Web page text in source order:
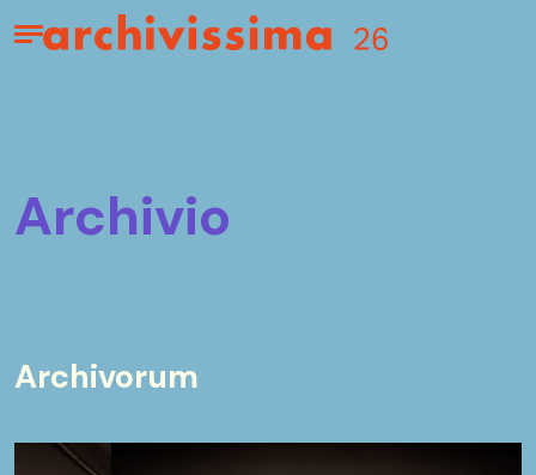
Home page
Apri il menu
archivio
Archivorum